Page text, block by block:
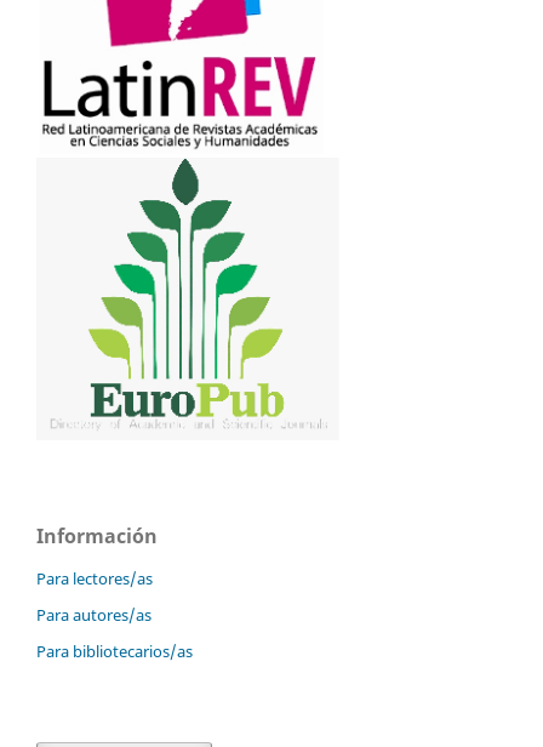
Información
Para lectores/as
Para autores/as
Para bibliotecarios/as